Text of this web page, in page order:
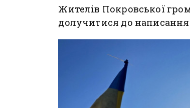
Жителів Покровської
долучитися до